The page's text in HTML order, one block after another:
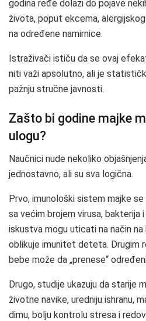
godina ređe dolazi do pojave
života, poput ekcema,
na određene namirnice.
Istraživači ističu da se ovaj
niti važi apsolutno, ali je
pažnju stručne javnosti.
Zašto bi godine majke
ulogu?
Naučnici nude nekoliko
jednostavno, ali su sva logična.
Prvo, imunološki sistem majke
sa većim brojem virusa, bakterija
iskustva mogu uticati na način
oblikuje imunitet deteta. Drugim
bebe može da „prenese“
Drugo, studije ukazuju da starije
životne navike, uredniju ishranu,
dimu, bolju kontrolu stresa i